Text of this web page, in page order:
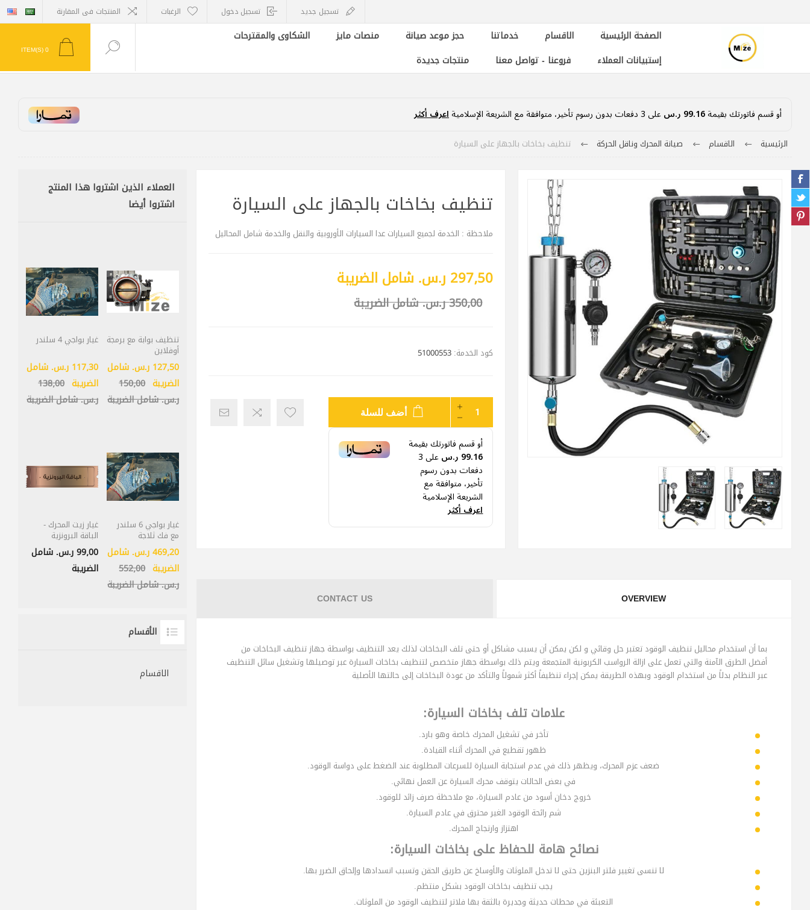
تسجيل جديد تسجيل دخول الرغبات المنتجات فى المقارنة
الصفحة الرئيسية الاقسام خدماتنا حجز موعد صيانة منصات مايز
الشكاوى والمقترحات
إستبيانات العملاء
فروعنا - تواصل معنا منتجات جديدة
0
أو قسم فاتورتك بقيمة99.16 ر.س على3دفعات بدون رسوم تأخير، متوافقة مع الشريعة الإسلاميةاعرف أكثر
الرئيسية الاقسام صيانة المحرك وناقل الحركة تنظيف بخاخات بالجهاز على السيارة
تنظيف بخاخات بالجهاز على السيارة
ملاحظة : الخدمة لجميع السيارات عدا السيارات الأوروبية والنقل والخدمة شامل المحاليل
297٫50 ر.س.‏ شامل الضريبة
350٫00 ر.س.‏ شامل الضريبة
كود الخدمة: 51000553
أضف للسلة
أو قسم فاتورتك بقيمة
99.16 ر.س على3
دفعات بدون رسوم
تأخير، متوافقة مع
الشريعة الإسلامية
اعرف أكثر
OVERVIEW
CONTACT US
بما أن استخدام محاليل تنظيف الوقود تعتبر حل وقائي و لكن يمكن أن يسبب مشاكل أو حتى تلف البخاخات لذلك يعد التنظيف بواسطة جهاز تنظيف البخاخات من
أفضل الطرق الآمنة والتي تعمل على ازالة الرواسب الكربونية المتجمعة ويتم ذلك بواسطة جهاز متخصص لتنظيف بخاخات السيارة عبر توصيلها وتشغيل سائل التنظيف
عبر النظام بدلاً من استخدام الوقود وبهذه الطريقة يمكن إجراء تنظيفاً أكثر شمولاً والتأكد من عودة البخاخات إلى حالتها الأصلية
علامات تلف بخاخات السيارة:
تأخر في تشغيل المحرك خاصة وهو بارد.
ظهور تقطيع في المحرك أثناء القيادة.
ضعف عزم المحرك، ويظهر ذلك في عدم استجابة السيارة للسرعات المطلوبة عند الضغط على دواسة الوقود.
في بعض الحالات يتوقف محرك السيارة عن العمل نهائي.
خروج دخان أسود من عادم السيارة، مع ملاحظة صرف زائد للوقود.
شم رائحة الوقود الغير محترق في عادم السيارة.
اهتزاز وارتجاج المحرك.
نصائح هامة للحفاظ على بخاخات السيارة:
لا تنسى تغيير فلتر البنزين حتى لا تدخل الملوثات والأوساخ عن طريق الحقن وتسبب انسدادها وإلحاق الضرر بها.
يجب تنظيف بخاخات الوقود بشكل منتظم.
التعبئة في محطات حديثة وجديرة بالثقة بها فلاتر لتنظيف الوقود من الملوثات.
العملاء الذين اشتروا هذا المنتج
اشتروا أيضا
تنظيف بوابة مع برمجة
أوفلاين
127٫50 ر.س.‏ شامل
الضريبة 150٫00
ر.س.‏ شامل الضريبة
غيار بواجي 4 سلندر
117٫30 ر.س.‏ شامل
الضريبة 138٫00
ر.س.‏ شامل الضريبة
غيار بواجي 6 سلندر
مع فك ثلاجة
469٫20 ر.س.‏ شامل
الضريبة 552٫00
ر.س.‏ شامل الضريبة
غيار زيت المحرك -
الباقة البرونزية
99٫00 ر.س.‏ شامل
الضريبة
الأقسام
الاقسام